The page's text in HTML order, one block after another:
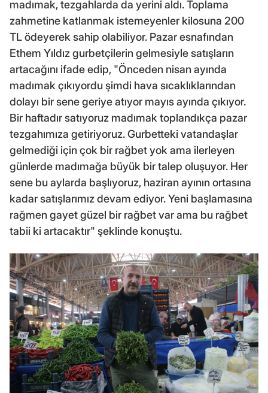
madımak, tezgahlarda da yerini aldı. Toplama
zahmetine katlanmak istemeyenler kilosuna 200
TL ödeyerek sahip olabiliyor. Pazar esnafından
Ethem Yıldız gurbetçilerin gelmesiyle satışların
artacağını ifade edip, "Önceden nisan ayında
madımak çıkıyordu şimdi hava sıcaklıklarından
dolayı bir sene geriye atıyor mayıs ayında çıkıyor.
Bir haftadır satıyoruz madımak toplandıkça pazar
tezgahımıza getiriyoruz. Gurbetteki vatandaşlar
gelmediği için çok bir rağbet yok ama ilerleyen
günlerde madımağa büyük bir talep oluşuyor. Her
sene bu aylarda başlıyoruz, haziran ayının ortasına
kadar satışlarımız devam ediyor. Yeni başlamasına
rağmen gayet güzel bir rağbet var ama bu rağbet
tabii ki artacaktır" şeklinde konuştu.